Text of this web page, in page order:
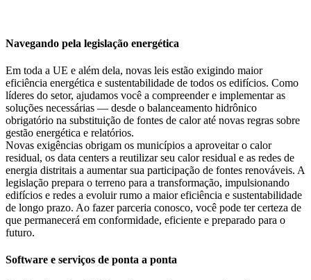
Navegando pela legislação energética
Em toda a UE e além dela, novas leis estão exigindo maior
eficiência energética e sustentabilidade de todos os edifícios. Como
líderes do setor, ajudamos você a compreender e implementar as
soluções necessárias — desde o balanceamento hidrônico
obrigatório na substituição de fontes de calor até novas regras sobre
gestão energética e relatórios.
Novas exigências obrigam os municípios a aproveitar o calor
residual, os data centers a reutilizar seu calor residual e as redes de
energia distritais a aumentar sua participação de fontes renováveis. A
legislação prepara o terreno para a transformação, impulsionando
edifícios e redes a evoluir rumo a maior eficiência e sustentabilidade
de longo prazo. Ao fazer parceria conosco, você pode ter certeza de
que permanecerá em conformidade, eficiente e preparado para o
futuro.
Software e serviços de ponta a ponta